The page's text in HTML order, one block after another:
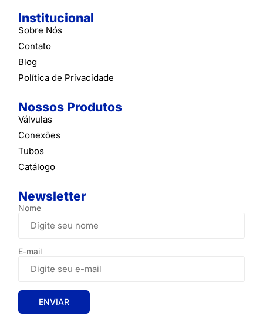
Institucional
Sobre Nós
Contato
Blog
Política de Privacidade
Nossos Produtos
Válvulas
Conexões
Tubos
Catálogo
Newsletter
Nome
E-mail